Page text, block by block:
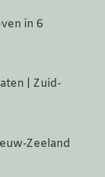
in 6
| Zuid-
Zeeland